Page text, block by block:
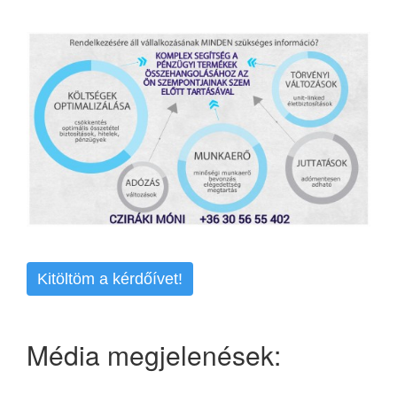
Kitöltöm a kérdőívet!
Média megjelenések: